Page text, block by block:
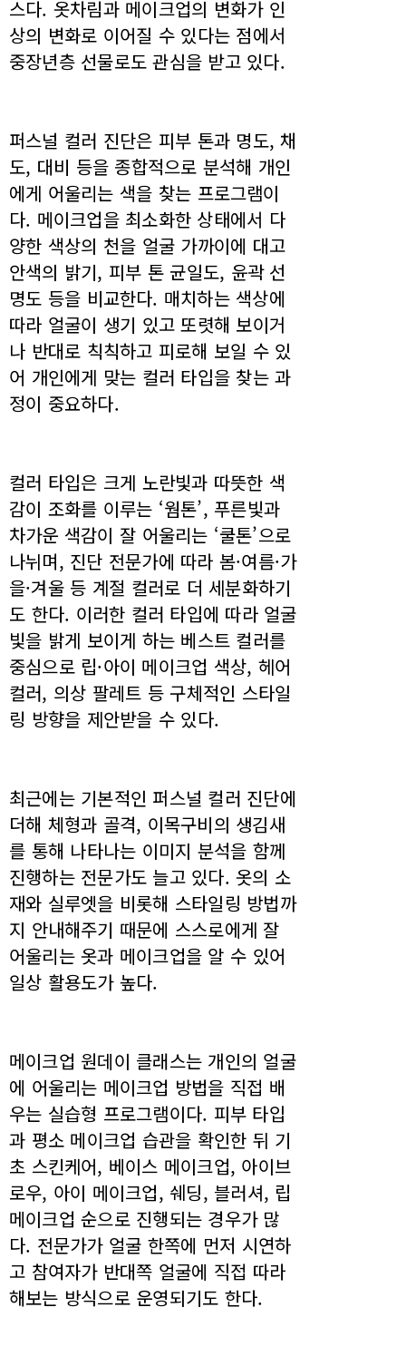
스다. 옷차림과 메이크업의 변화가 인
상의 변화로 이어질 수 있다는 점에서
중장년층 선물로도 관심을 받고 있다.
퍼스널 컬러 진단은 피부 톤과 명도, 채
도, 대비 등을 종합적으로 분석해 개인
에게 어울리는 색을 찾는 프로그램이
다. 메이크업을 최소화한 상태에서 다
양한 색상의 천을 얼굴 가까이에 대고
안색의 밝기, 피부 톤 균일도, 윤곽 선
명도 등을 비교한다. 매치하는 색상에
따라 얼굴이 생기 있고 또렷해 보이거
나 반대로 칙칙하고 피로해 보일 수 있
어 개인에게 맞는 컬러 타입을 찾는 과
정이 중요하다.
컬러 타입은 크게 노란빛과 따뜻한 색
감이 조화를 이루는 ‘웜톤’, 푸른빛과
차가운 색감이 잘 어울리는 ‘쿨톤’으로
나뉘며, 진단 전문가에 따라 봄·여름·가
을·겨울 등 계절 컬러로 더 세분화하기
도 한다. 이러한 컬러 타입에 따라 얼굴
빛을 밝게 보이게 하는 베스트 컬러를
중심으로 립·아이 메이크업 색상, 헤어
컬러, 의상 팔레트 등 구체적인 스타일
링 방향을 제안받을 수 있다.
최근에는 기본적인 퍼스널 컬러 진단에
더해 체형과 골격, 이목구비의 생김새
를 통해 나타나는 이미지 분석을 함께
진행하는 전문가도 늘고 있다. 옷의 소
재와 실루엣을 비롯해 스타일링 방법까
지 안내해주기 때문에 스스로에게 잘
어울리는 옷과 메이크업을 알 수 있어
일상 활용도가 높다.
메이크업 원데이 클래스는 개인의 얼굴
에 어울리는 메이크업 방법을 직접 배
우는 실습형 프로그램이다. 피부 타입
과 평소 메이크업 습관을 확인한 뒤 기
초 스킨케어, 베이스 메이크업, 아이브
로우, 아이 메이크업, 쉐딩, 블러셔, 립
메이크업 순으로 진행되는 경우가 많
다. 전문가가 얼굴 한쪽에 먼저 시연하
고 참여자가 반대쪽 얼굴에 직접 따라
해보는 방식으로 운영되기도 한다.